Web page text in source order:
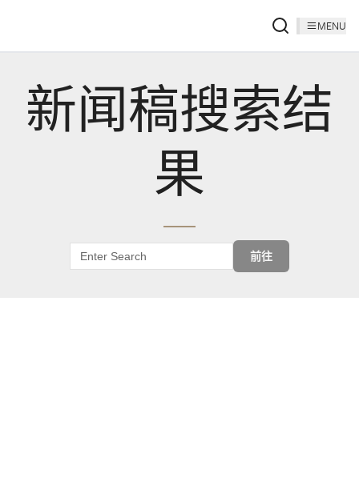
MENU
新闻稿搜索结
果
前往